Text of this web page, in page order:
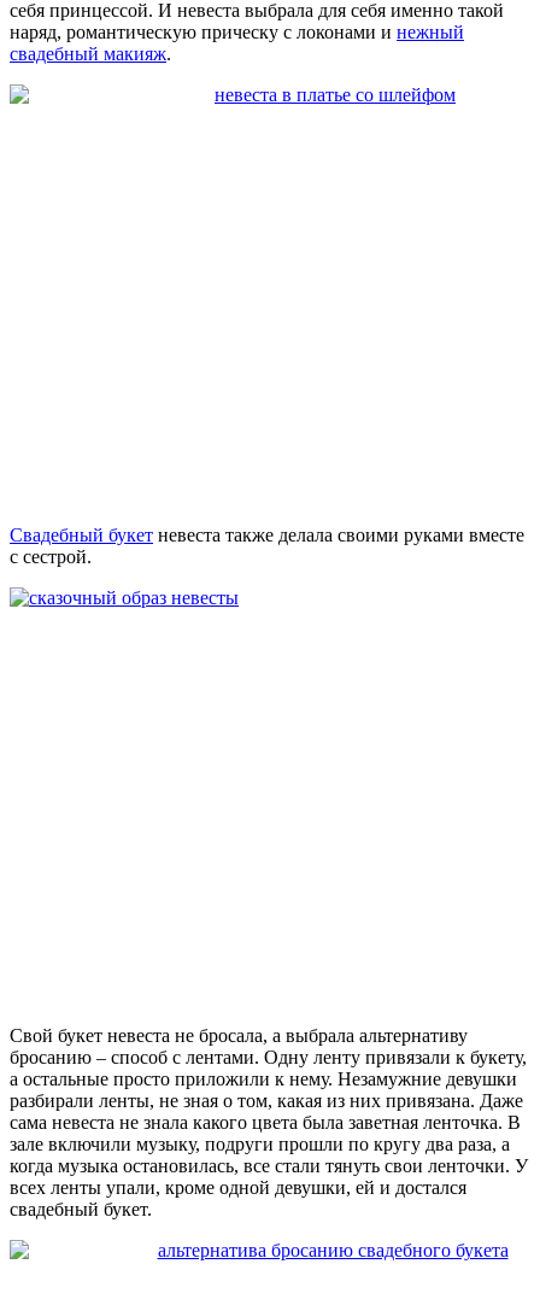
себя принцессой. И невеста выбрала для себя именно такой
наряд, романтическую прическу с локонами и нежный
свадебный макияж.
Свадебный букет невеста также делала своими руками вместе
с сестрой.
Свой букет невеста не бросала, а выбрала альтернативу
бросанию – способ с лентами. Одну ленту привязали к букету,
а остальные просто приложили к нему. Незамужние девушки
разбирали ленты, не зная о том, какая из них привязана. Даже
сама невеста не знала какого цвета была заветная ленточка. В
зале включили музыку, подруги прошли по кругу два раза, а
когда музыка остановилась, все стали тянуть свои ленточки. У
всех ленты упали, кроме одной девушки, ей и достался
свадебный букет.